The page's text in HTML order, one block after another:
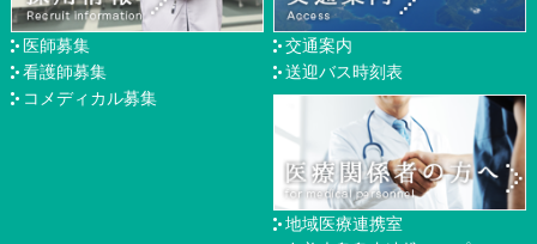
医師募集
看護師募集
コメディカル募集
交通案内
送迎バス時刻表
地域医療連携室